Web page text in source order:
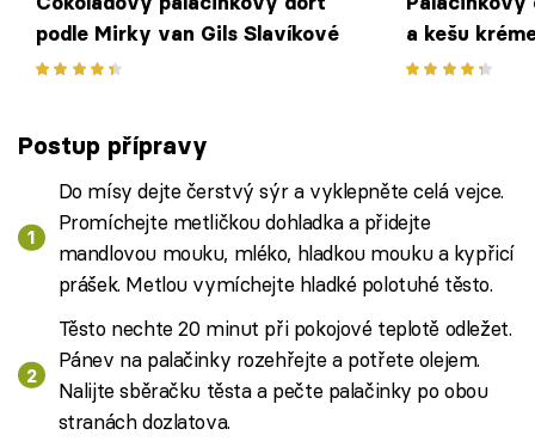
podle Mirky van Gils Slavíkové
a kešu
vegany
Postup přípravy
Do mísy dejte čerstvý sýr a vyklepněte celá vejce.
Promíchejte metličkou dohladka a přidejte
mandlovou mouku, mléko, hladkou mouku a kypřicí
prášek. Metlou vymíchejte hladké polotuhé těsto.
Těsto nechte 20 minut při pokojové teplotě odležet.
Pánev na palačinky rozehřejte a potřete olejem.
Nalijte sběračku těsta a pečte palačinky po obou
stranách dozlatova.